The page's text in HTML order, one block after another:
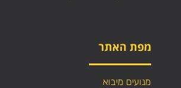
מפת האתר
מנועים מיבוא